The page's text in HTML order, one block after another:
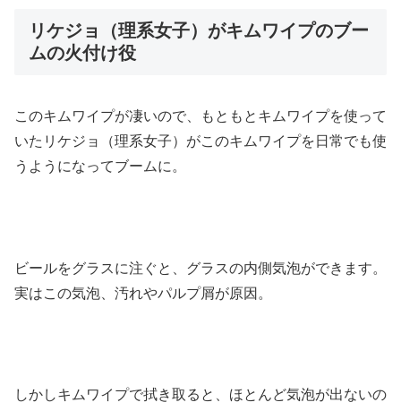
リケジョ（理系女子）がキムワイプのブー
ムの火付け役
このキムワイプが凄いので、もともとキムワイプを使って
いたリケジョ（理系女子）がこのキムワイプを日常でも使
うようになってブームに。
ビールをグラスに注ぐと、グラスの内側気泡ができます。
実はこの気泡、汚れやパルプ屑が原因。
しかしキムワイプで拭き取ると、ほとんど気泡が出ないの